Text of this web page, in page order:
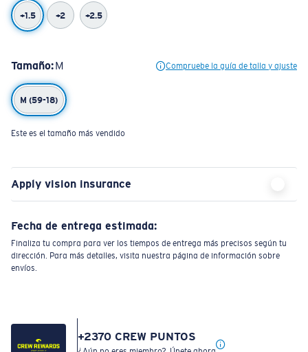
+1.5 +2 +2.5
Tamaño:M Compruebe la guía de talla y ajuste
M (59-18)
Este es el tamaño más vendido
Apply vision insurance
Fecha de entrega estimada:
Finaliza tu compra para ver los tiempos de entrega más precisos según tu
dirección. Para más detalles, visita nuestra página de información sobre
envíos.
+2370 CREW PUNTOS